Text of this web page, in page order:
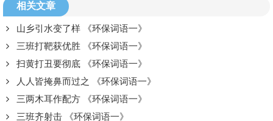
相关文章
山乡引水变了样 《环保词语一》
三班打靶获优胜 《环保词语一》
扫黄打丑要彻底 《环保词语一》
人人皆掩鼻而过之 《环保词语一》
三两木耳作配方 《环保词语一》
三班齐射击 《环保词语一》